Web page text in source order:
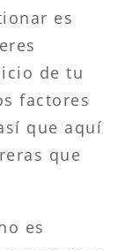
es
de tu
factores
que aquí
que
es